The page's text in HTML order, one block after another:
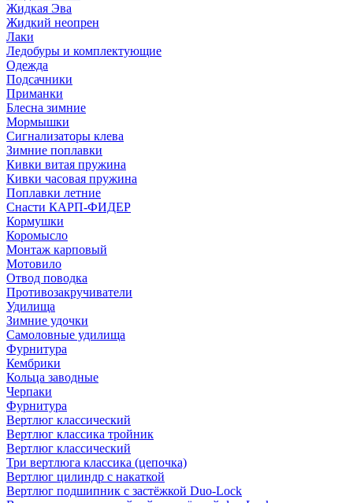
Жидкая Эва
Жидкий неопрен
Лаки
Ледобуры и комплектующие
Одежда
Подсачники
Приманки
Блесна зимние
Мормышки
Сигнализаторы клева
Зимние поплавки
Кивки витая пружина
Кивки часовая пружина
Поплавки летние
Снасти КАРП-ФИДЕР
Кормушки
Коромысло
Монтаж карповый
Мотовило
Отвод поводка
Противозакручиватели
Удилища
Зимние удочки
Самоловные удилища
Фурнитура
Кембрики
Кольца заводные
Черпаки
Фурнитура
Вертлюг классический
Вертлюг классика тройник
Вертлюг классический
Три вертлюга классика (цепочка)
Вертлюг цилиндр с накаткой
Вертлюг подшипник с застёжкой Duo-Lock